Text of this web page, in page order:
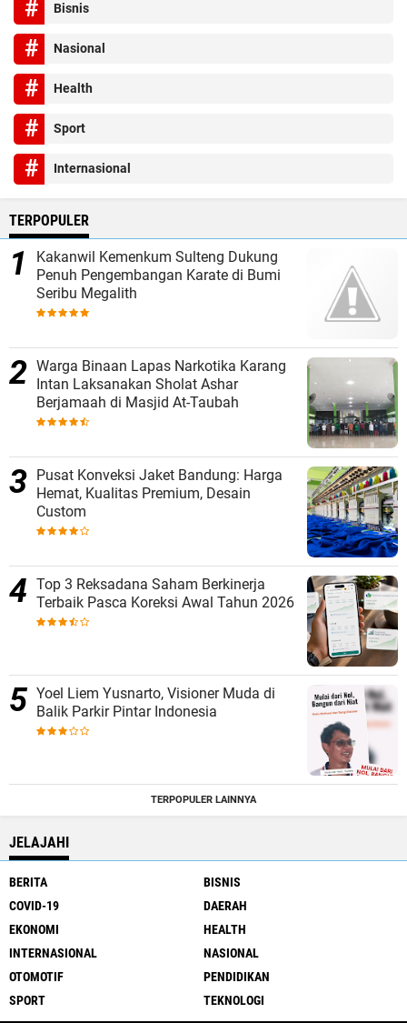
Bisnis
Nasional
Health
Sport
Internasional
TERPOPULER
Kakanwil Kemenkum Sulteng Dukung
Penuh Pengembangan Karate di Bumi
Seribu Megalith
Warga Binaan Lapas Narkotika Karang
Intan Laksanakan Sholat Ashar
Berjamaah di Masjid At-Taubah
Pusat Konveksi Jaket Bandung: Harga
Hemat, Kualitas Premium, Desain
Custom
Top 3 Reksadana Saham Berkinerja
Terbaik Pasca Koreksi Awal Tahun 2026
Yoel Liem Yusnarto, Visioner Muda di
Balik Parkir Pintar Indonesia
TERPOPULER LAINNYA
JELAJAHI
BERITA
BISNIS
COVID-19
DAERAH
EKONOMI
HEALTH
INTERNASIONAL
NASIONAL
OTOMOTIF
PENDIDIKAN
SPORT
TEKNOLOGI